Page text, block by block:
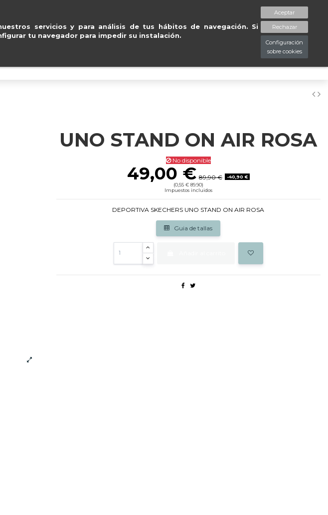
servicios y para análisis de tus hábitos de navegación. Si
tu navegador para impedir su instalación.
Aceptar
Rechazar
Configuración
sobre cookies
Lista de deseos (
UNO STAND ON AIR ROSA
No disponible
49,00 € 89,90 €
-40,90 €
(0,55 € 89.90)
Impuestos incluidos
DEPORTIVA SKECHERS UNO STAND ON AIR ROSA
Guia de tallas